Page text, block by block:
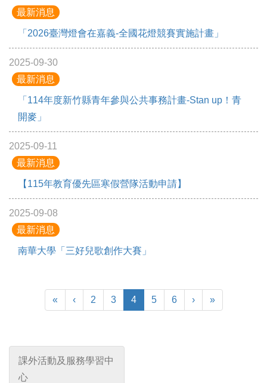
最新消息
「2026臺灣燈會在嘉義-全國花燈競賽實施計畫」
2025-09-30
最新消息
「114年度新竹縣青年參與公共事務計畫-Stan up！青
開麥」
2025-09-11
最新消息
【115年教育優先區寒假營隊活動申請】
2025-09-08
最新消息
南華大學「三好兒歌創作大賽」
«Previous
‹ 2 3 4 5 6 › »Next
課外活動及服務學習中
心